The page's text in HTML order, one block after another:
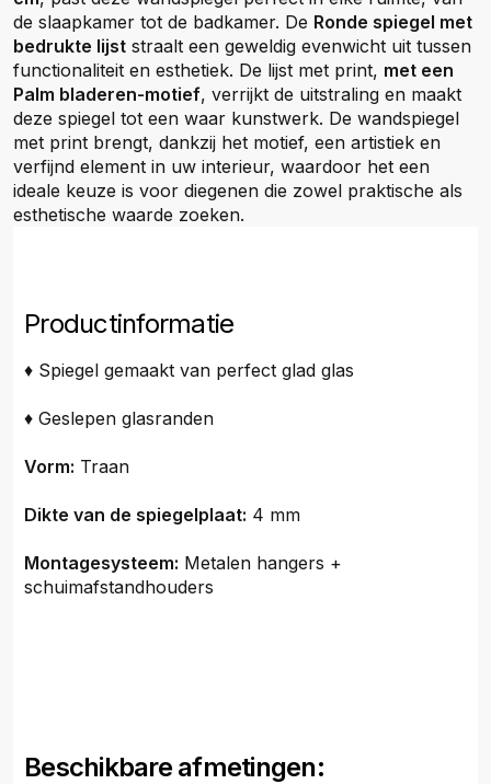
de slaapkamer tot de badkamer. De Ronde spiegel met
bedrukte lijst straalt een geweldig evenwicht uit tussen
functionaliteit en esthetiek. De lijst met print, met een
Palm bladeren-motief, verrijkt de uitstraling en maakt
deze spiegel tot een waar kunstwerk. De wandspiegel
met print brengt, dankzij het motief, een artistiek en
verfijnd element in uw interieur, waardoor het een
ideale keuze is voor diegenen die zowel praktische als
esthetische waarde zoeken.
Productinformatie
♦ Spiegel gemaakt van perfect glad glas
♦ Geslepen glasranden
Vorm: Traan
Dikte van de spiegelplaat: 4 mm
Montagesysteem: Metalen hangers +
schuimafstandhouders
Beschikbare afmetingen: